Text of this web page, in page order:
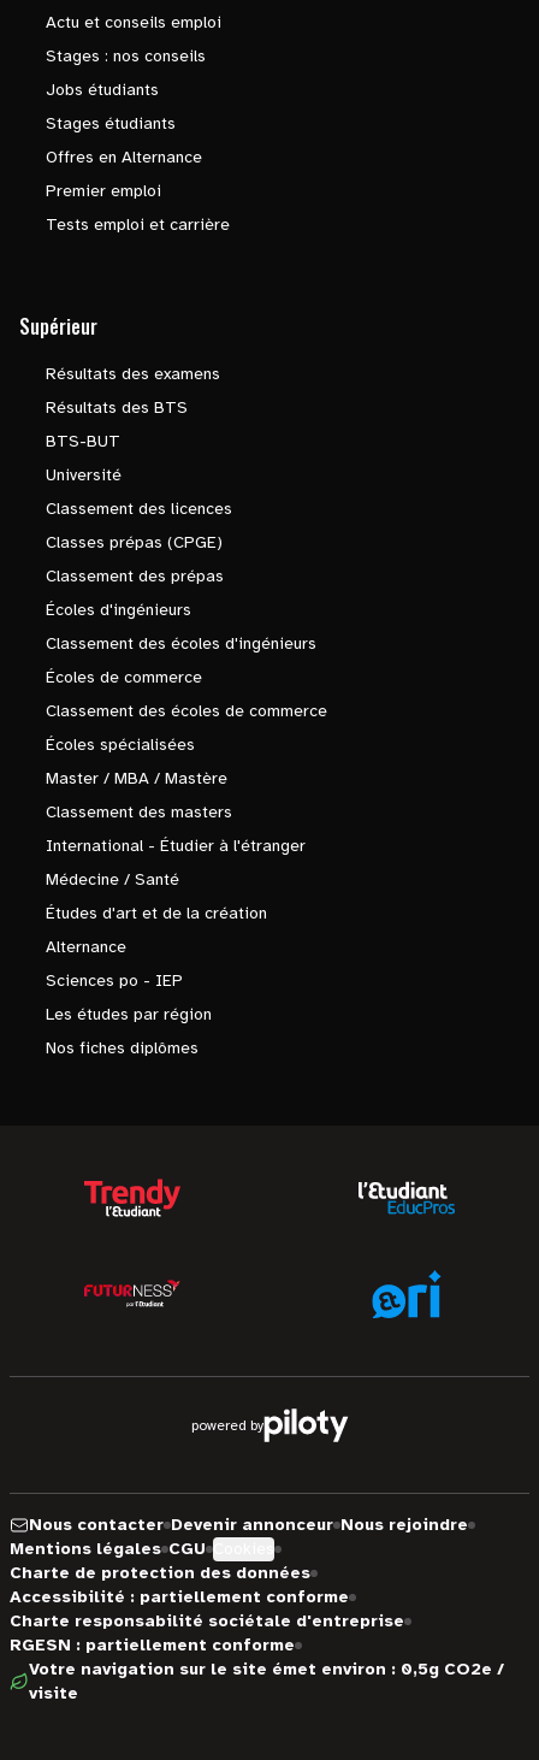
Actu et conseils emploi
Stages : nos conseils
Jobs étudiants
Stages étudiants
Offres en Alternance
Premier emploi
Tests emploi et carrière
Supérieur
Résultats des examens
Résultats des BTS
BTS-BUT
Université
Classement des licences
Classes prépas (CPGE)
Classement des prépas
Écoles d'ingénieurs
Classement des écoles d'ingénieurs
Écoles de commerce
Classement des écoles de commerce
Écoles spécialisées
Master / MBA / Mastère
Classement des masters
International - Étudier à l'étranger
Médecine / Santé
Études d'art et de la création
Alternance
Sciences po - IEP
Les études par région
Nos fiches diplômes
powered by
Nous contacter Devenir annonceur Nous rejoindre
Mentions légales CGU
Charte de protection des données
Accessibilité : partiellement conforme
Charte responsabilité sociétale d'entreprise
RGESN : partiellement conforme
Votre navigation sur le site émet environ : 0,5g CO2e /
visite